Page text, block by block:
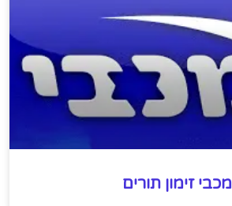
מכבי זימון תורים